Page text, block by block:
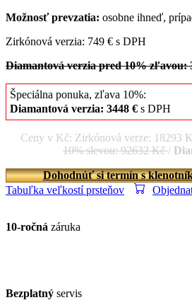
Možnosť prevzatia: osobne ihneď,
Zirkónová verzia: 749 € s DPH
Diamantová verzia pred 10% zľavou:
Špeciálna ponuka, zľava 10%:
Diamantová verzia: 3448 € s DPH
Ceny v Kč: Zirkónová verze: 18293
10% slevou: 92632 Kč/
Dohodnúť si termín s
Tabuľka veľkostí prsteňov
10-ročná záruka
Bezplatný servis